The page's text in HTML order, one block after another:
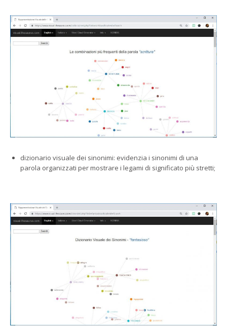
dizionario visuale dei sinonimi: evidenzia i sinonimi di una
parola organizzati per mostrare i legami di significato più stretti;